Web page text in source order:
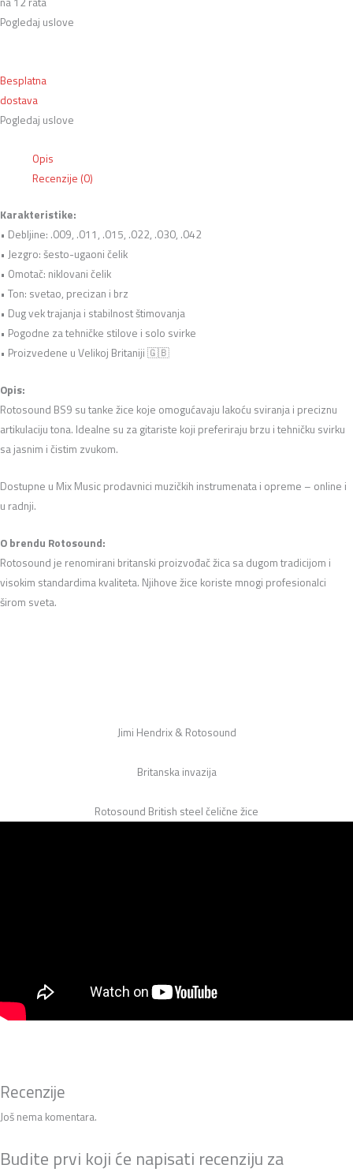
Pogledaj uslove
Besplatna
dostava
Pogledaj uslove
Opis
Recenzije (0)
Karakteristike:
• Debljine: .009, .011, .015, .022, .030, .042
• Jezgro: šesto-ugaoni čelik
• Omotač: niklovani čelik
• Ton: svetao, precizan i brz
• Dug vek trajanja i stabilnost štimovanja
• Pogodne za tehničke stilove i solo svirke
• Proizvedene u Velikoj Britaniji 🇬🇧
Opis:
Rotosound BS9 su tanke žice koje omogućavaju lakoću sviranja i preciznu
artikulaciju tona. Idealne su za gitariste koji preferiraju brzu i tehničku svirku
sa jasnim i čistim zvukom.
Dostupne u Mix Music prodavnici muzičkih instrumenata i opreme – online i
u radnji.
O brendu Rotosound:
Rotosound je renomirani britanski proizvođač žica sa dugom tradicijom i
visokim standardima kvaliteta. Njihove žice koriste mnogi profesionalci
širom sveta.
Jimi Hendrix & Rotosound
Britanska invazija
Rotosound British steel čelične žice
Recenzije
Još nema komentara.
Budite prvi koji će napisati recenziju za